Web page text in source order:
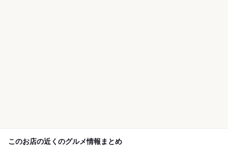
このお店の近くのグルメ情報まとめ